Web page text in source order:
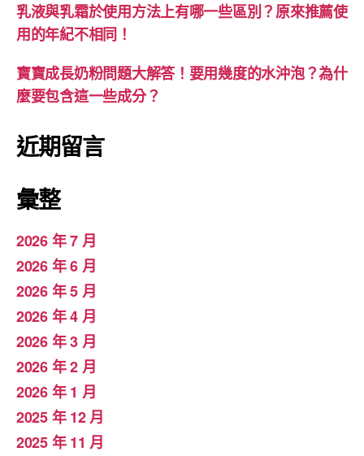
乳液與乳霜於使用方法上有哪一些區別？原來推薦使
用的年紀不相同！
寶寶成長奶粉問題大解答！要用幾度的水沖泡？為什
麼要包含這一些成分？
近期留言
彙整
2026 年 7 月
2026 年 6 月
2026 年 5 月
2026 年 4 月
2026 年 3 月
2026 年 2 月
2026 年 1 月
2025 年 12 月
2025 年 11 月